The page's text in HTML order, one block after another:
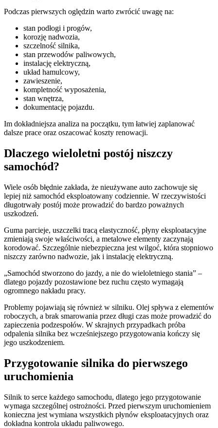
Podczas pierwszych oględzin warto zwrócić uwagę na:
stan podłogi i progów,
korozję nadwozia,
szczelność silnika,
stan przewodów paliwowych,
instalację elektryczną,
układ hamulcowy,
zawieszenie,
kompletność wyposażenia,
stan wnętrza,
dokumentację pojazdu.
Im dokładniejsza analiza na początku, tym łatwiej zaplanować
dalsze prace oraz oszacować koszty renowacji.
Dlaczego wieloletni postój niszczy
samochód?
Wiele osób błędnie zakłada, że nieużywane auto zachowuje się
lepiej niż samochód eksploatowany codziennie. W rzeczywistości
długotrwały postój może prowadzić do bardzo poważnych
uszkodzeń.
Guma parcieje, uszczelki tracą elastyczność, płyny eksploatacyjne
zmieniają swoje właściwości, a metalowe elementy zaczynają
korodować. Szczególnie niebezpieczna jest wilgoć, która stopniowo
niszczy zarówno nadwozie, jak i instalację elektryczną.
„Samochód stworzono do jazdy, a nie do wieloletniego stania” –
dlatego pojazdy pozostawione bez ruchu często wymagają
ogromnego nakładu pracy.
Problemy pojawiają się również w silniku. Olej spływa z elementów
roboczych, a brak smarowania przez długi czas może prowadzić do
zapieczenia podzespołów. W skrajnych przypadkach próba
odpalenia silnika bez wcześniejszego przygotowania kończy się
jego uszkodzeniem.
Przygotowanie silnika do pierwszego
uruchomienia
Silnik to serce każdego samochodu, dlatego jego przygotowanie
wymaga szczególnej ostrożności. Przed pierwszym uruchomieniem
konieczna jest wymiana wszystkich płynów eksploatacyjnych oraz
dokładna kontrola układu paliwowego.